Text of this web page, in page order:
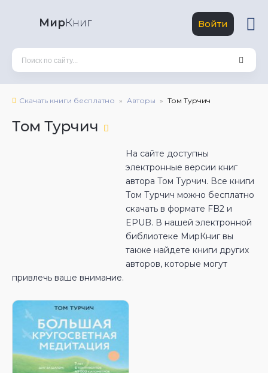
МирКниг Войти
Скачать книги бесплатно Авторы Том Турчич
Том Турчич
На сайте доступны
электронные версии книг
автора Том Турчич. Все книги
Том Турчич можно бесплатно
скачать в формате FB2 и
EPUB. В нашей электронной
библиотеке МирКниг вы
также найдете книги других
авторов, которые могут
привлечь ваше внимание.